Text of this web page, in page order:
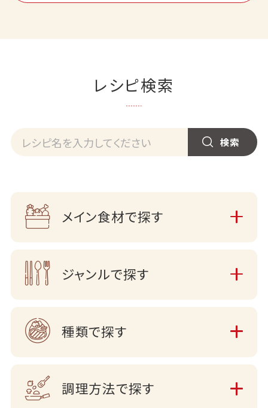
レシピ検索
メイン食材で探す
ジャンルで探す
種類で探す
調理方法で探す